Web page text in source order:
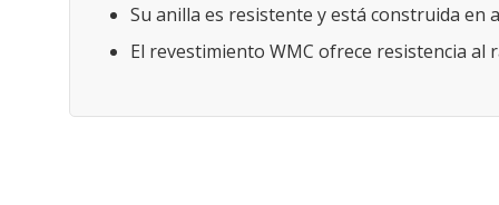
Su anilla es resistente y está construida en
El revestimiento WMC ofrece resistencia al